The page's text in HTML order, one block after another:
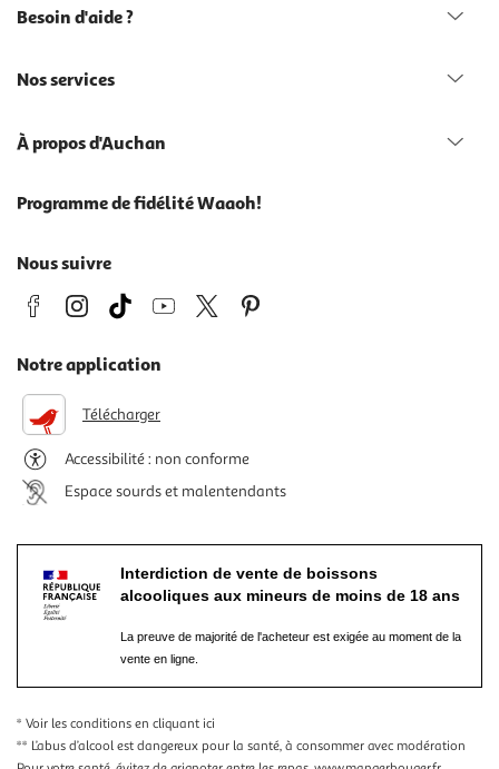
Besoin d'aide ?
Nos services
À propos d'Auchan
Programme de fidélité Waaoh!
Nous suivre
Notre application
Télécharger
Accessibilité : non conforme
Espace sourds et malentendants
Interdiction de vente de boissons
alcooliques aux mineurs de moins de 18 ans
La preuve de majorité de l'acheteur est exigée au moment de la
vente en ligne.
* Voir les conditions en cliquant ici
** L’abus d’alcool est dangereux pour la santé, à consommer avec modération